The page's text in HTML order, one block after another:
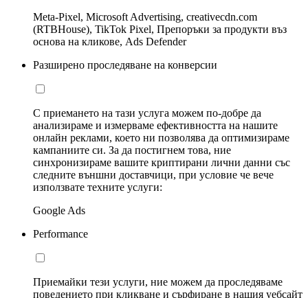
Meta-Pixel, Microsoft Advertising, creativecdn.com
(RTBHouse), TikTok Pixel, Препоръки за продукти въз
основа на кликове, Ads Defender
Разширено проследяване на конверсии
С приемането на тази услуга можем по-добре да
анализираме и измерваме ефективността на нашите
онлайн реклами, което ни позволява да оптимизираме
кампаниите си. За да постигнем това, ние
синхронизираме вашите криптирани лични данни със
следните външни доставчици, при условие че вече
използвате техните услуги:
Google Ads
Performance
Приемайки тези услуги, ние можем да проследяваме
поведението при кликване и сърфиране в нашия уебсайт